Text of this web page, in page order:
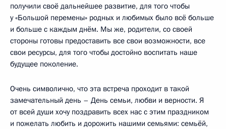
получили своё дальнейшее развитие, для того чтобы
у «Большой перемены» родных и любимых было всё больше
и больше с каждым днём. Мы же, родители, со своей
стороны готовы предоставить все свои возможности, все
свои ресурсы, для того чтобы достойно воспитать наше
будущее поколение.
Очень символично, что эта встреча проходит в такой
замечательный день – День семьи, любви и верности. Я
от всей души хочу поздравить всех нас с этим праздником
и пожелать любить и дорожить нашими семьями: семьёй,